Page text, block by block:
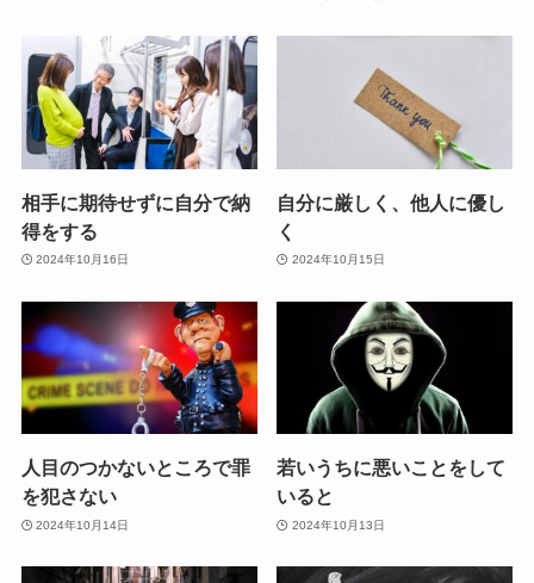
相手に期待せずに自分で納
得をする
2024年10月16日
自分に厳しく、他人に優し
く
2024年10月15日
人目のつかないところで罪
を犯さない
2024年10月14日
若いうちに悪いことをして
いると
2024年10月13日